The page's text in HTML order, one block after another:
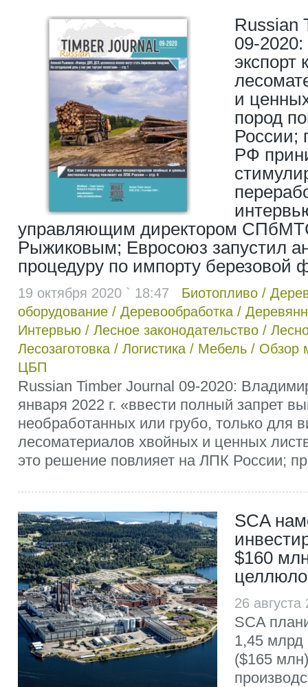
Russian
09-2020:
экспорт
и
пород
России;
РФ
управляющим директором
Рыжиковым; Евросоюз запустил
процедуру по импорту березовой
19 октября 2020 ` 18:47 Биотопливо /
оборудование / Деревообработка /
Интервью / Лесное законодательство /
Лесозаготовка / Логистика / Мебель / Обзор
ЦБП
Russian Timber Journal 09-2020:
января 2022 г. «ввести полный запрет
необработанных или грубо, только для
лесоматериалов хвойных и ценных
это решение повлияет на ЛПК России;
SCA
$160
26
SCA
1,45 млрд
($165